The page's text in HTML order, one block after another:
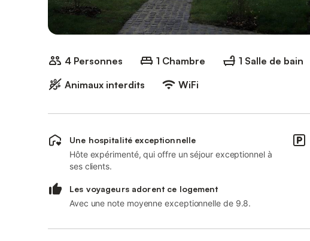
4 Personnes 1 Chambre 1 Salle de bain
Animaux interdits
WiFi
Une hospitalité exceptionnelle
Hôte expérimenté, qui offre un séjour exceptionnel à
ses clients.
Les voyageurs adorent ce logement
Avec une note moyenne exceptionnelle de 9.8.